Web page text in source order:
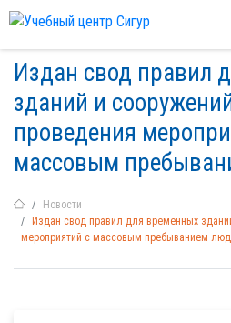
Издан свод правил
зданий и
проведения
массовым
Новости
Издан свод правил для временных
мероприятий с массовым пребыванием